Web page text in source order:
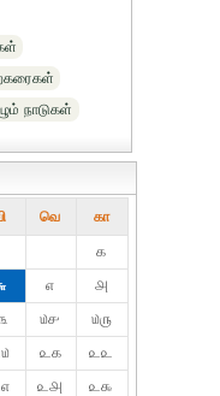
நாடுகள்
வெ கா
௧
௭
௮
௰௪
௰௫
௨௧
௨௨
௨௮
௨௯